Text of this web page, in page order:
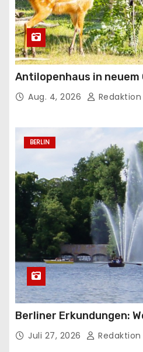
Antilopenhaus in neuem
Aug. 4, 2026 Redaktion
BERLIN
Berliner Erkundungen:
Juli 27, 2026 Redaktion